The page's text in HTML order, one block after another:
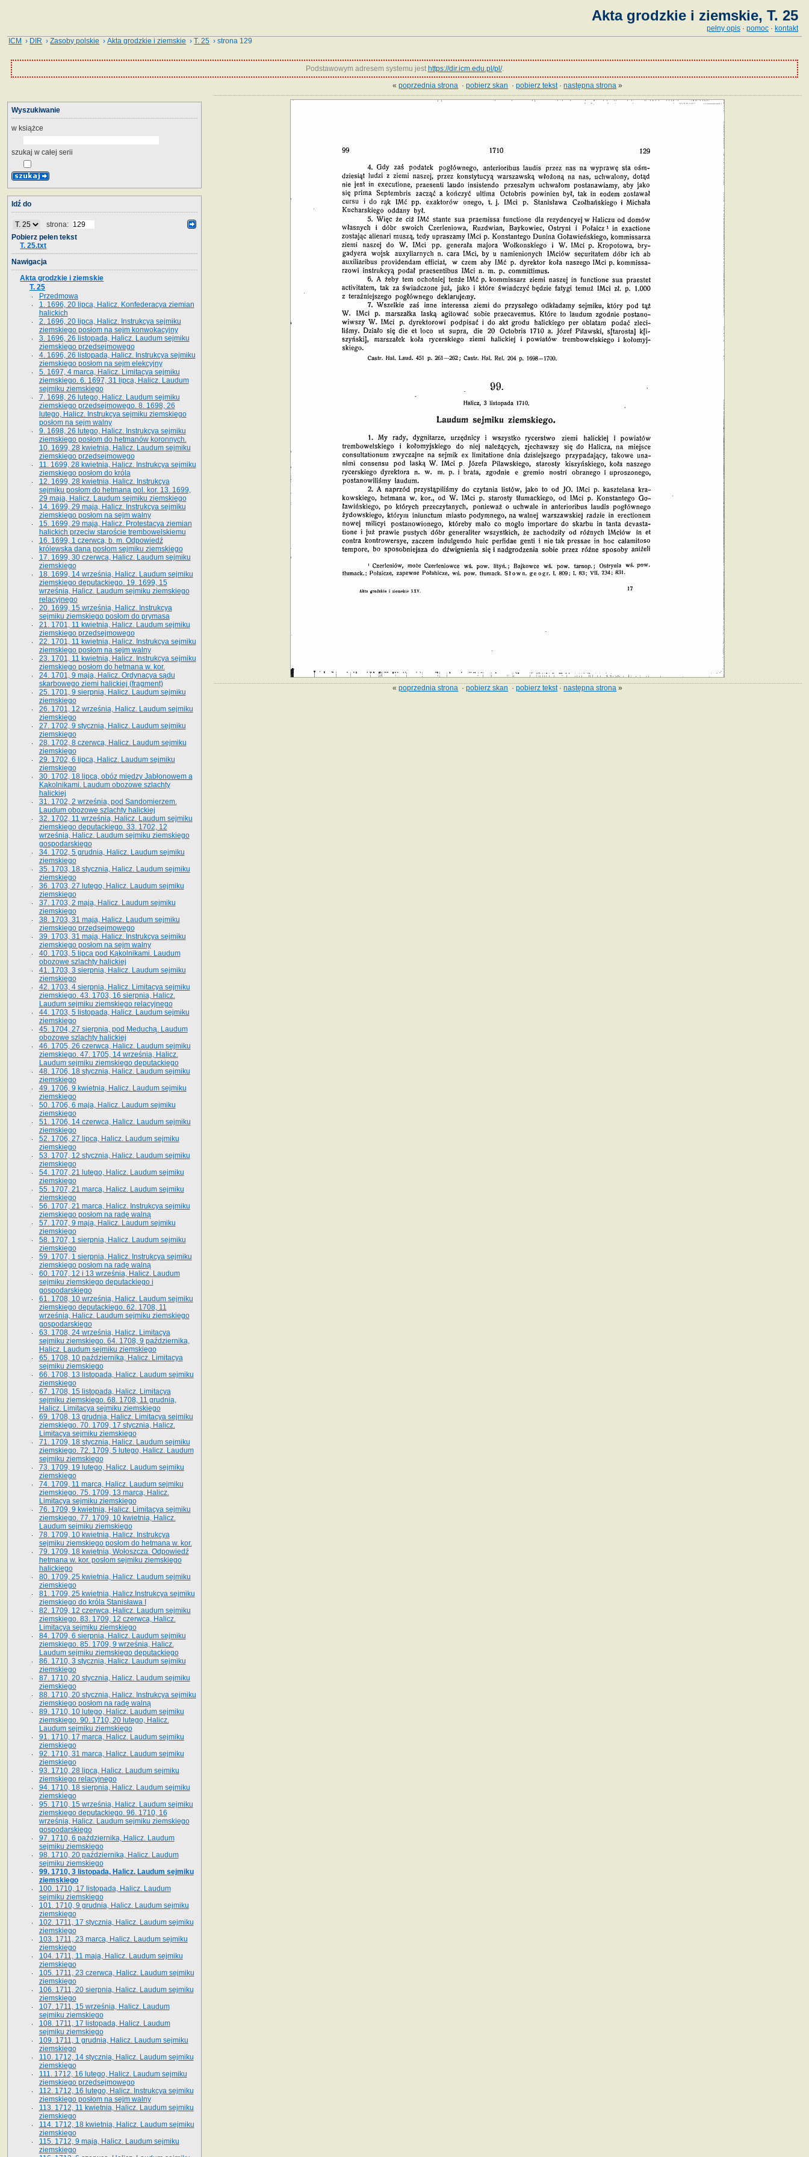
Akta grodzkie i ziemskie, T. 25
pełny opis · pomoc · kontakt
ICM › DIR ›Zasoby polskie ›Akta grodzkie i ziemskie ›T. 25 › strona 129
Podstawowym adresem systemu jest https://dir.icm.edu.pl/pl/.
«poprzednia strona ·pobierz skan ·pobierz tekst·następna strona »
«poprzednia strona ·pobierz skan ·pobierz tekst·następna strona »
Wyszukiwanie
w książce
szukaj w całej serii
Idź do
strona:
Pobierz pełen tekst
T. 25.txt
Nawigacja
Akta grodzkie i ziemskie
T. 25
Przedmowa
1. 1696, 20 lipca, Halicz. Konfederacya ziemian
halickich
2. 1696, 20 lipca, Halicz. Instrukcya sejmiku
ziemskiego posłom na sejm konwokacyjny
3. 1696, 26 listopada, Halicz. Laudum sejmiku
ziemskiego przedsejmowego
4. 1696, 26 listopada, Halicz. Instrukcya sejmiku
ziemskiego posłom na sejm elekcyjny
5. 1697, 4 marca, Halicz. Limitacya sejmiku
ziemskiego. 6. 1697, 31 lipca, Halicz. Laudum
sejmiku ziemskiego
7. 1698, 26 lutego, Halicz. Laudum sejmiku
ziemskiego przedsejmowego. 8. 1698, 26
lutego, Halicz. Instrukcya sejmiku ziemskiego
posłom na sejm walny
9. 1698, 26 lutego, Halicz. Instrukcya sejmiku
ziemskiego posłom do hetmanów koronnych.
10. 1699, 28 kwietnia, Halicz. Laudum sejmiku
ziemskiego przedsejmowego
11. 1699, 28 kwietnia, Halicz. Instrukcya sejmiku
ziemskiego posłom do króla
12. 1699, 28 kwietnia, Halicz. Instrukcya
sejmiku posłom do hetmana pol. kor. 13. 1699,
29 maja, Halicz. Laudum sejmiku ziemskiego
14. 1699, 29 maja, Halicz. Instrukcya sejmiku
ziemskiego posłom na sejm walny
15. 1699, 29 maja, Halicz. Protestacya ziemian
halickich przeciw staroście trembowelskiemu
16. 1699, 1 czerwca, b. m. Odpowiedź
królewska dana posłom sejmiku ziemskiego
17. 1699, 30 czerwca, Halicz. Laudum sejmiku
ziemskiego
18. 1699, 14 września, Halicz. Laudum sejmiku
ziemskiego deputackiego. 19. 1699, 15
września, Halicz. Laudum sejmiku ziemskiego
relacyjnego
20. 1699, 15 września, Halicz. Instrukcya
sejmiku ziemskiego posłom do prymasa
21. 1701, 11 kwietnia, Halicz. Laudum sejmiku
ziemskiego przedsejmowego
22. 1701, 11 kwietnia, Halicz. Instrukcya sejmiku
ziemskiego posłom na sejm walny
23. 1701, 11 kwietnia, Halicz. Instrukcya sejmiku
ziemskiego posłom do hetmana w. kor.
24. 1701, 9 maja, Halicz. Ordynacya sądu
skarbowego ziemi halickiej (fragment)
25. 1701, 9 sierpnia, Halicz. Laudum sejmiku
ziemskiego
26. 1701, 12 września, Halicz. Laudum sejmiku
ziemskiego
27. 1702, 9 stycznia, Halicz. Laudum sejmiku
ziemskiego
28. 1702, 8 czerwca, Halicz. Laudum sejmiku
ziemskiego
29. 1702, 6 lipca, Halicz. Laudum sejmiku
ziemskiego
30. 1702, 18 lipca, obóz między Jabłonowem a
Kąkolnikami. Laudum obozowe szlachty
halickiej
31. 1702, 2 września, pod Sandomierzem.
Laudum obozowe szlachty halickiej
32. 1702, 11 września, Halicz. Laudum sejmiku
ziemskiego deputackiego. 33. 1702, 12
września, Halicz. Laudum sejmiku ziemskiego
gospodarskiego
34. 1702, 5 grudnia, Halicz. Laudum sejmiku
ziemskiego
35. 1703, 18 stycznia, Halicz. Laudum sejmiku
ziemskiego
36. 1703, 27 lutego, Halicz. Laudum sejmiku
ziemskiego
37. 1703, 2 maja, Halicz. Laudum sejmiku
ziemskiego
38. 1703, 31 maja, Halicz. Laudum sejmiku
ziemskiego przedsejmowego
39. 1703, 31 maja, Halicz. Instrukcya sejmiku
ziemskiego posłom na sejm walny
40. 1703, 5 lipca pod Kąkolnikami. Laudum
obozowe szlachty halickiej
41­. 1703, 3 sierpnia, Halicz. Laudum sejmiku
ziemskiego
42. 1703, 4 sierpnia, Halicz. Limitacya sejmiku
ziemskiego. 43. 1703, 16 sierpnia, Halicz.
Laudum sejmiku ziemskiego relacyjnego
44. 1703, 5 listopada, Halicz. Laudum sejmiku
ziemskiego
45. 1704, 27 sierpnia, pod Meduchą. Laudum
obozowe szlachty halickiej
46. 1705, 26 czerwca, Halicz. Laudum sejmiku
ziemskiego. 47. 1705, 14 września, Halicz.
Laudum sejmiku ziemskiego deputackiego
48. 1706, 18 stycznia, Halicz. Laudum sejmiku
ziemskiego
49. 1706, 9 kwietnia, Halicz. Laudum sejmiku
ziemskiego
50. 1706, 6 maja, Halicz. Laudum sejmiku
ziemskiego
51. 1706, 14 czerwca, Halicz. Laudum sejmiku
ziemskiego
52. 1706, 27 lipca, Halicz. Laudum sejmiku
ziemskiego
53. 1707, 12 stycznia, Halicz. Laudum sejmiku
ziemskiego
54. 1707, 21 lutego, Halicz. Laudum sejmiku
ziemskiego
55. 1707, 21 marca, Halicz. Laudum sejmiku
ziemskiego
56. 1707, 21 marca, Halicz. Instrukcya sejmiku
ziemskiego posłom na radę walną
57. 1707, 9 maja, Halicz. Laudum sejmiku
ziemskiego
58. 1707, 1 sierpnia, Halicz. Laudum sejmiku
ziemskiego
59. 1707, 1 sierpnia, Halicz. Instrukcya sejmiku
ziemskiego posłom na radę walną
60. 1707, 12 i 13 września, Halicz. Laudum
sejmiku ziemskiego deputackiego i
gospodarskiego
61. 1708, 10 września, Halicz. Laudum sejmiku
ziemskiego deputackiego. 62. 1708, 11
września, Halicz. Laudum sejmiku ziemskiego
gospodarskiego
63. 1708, 24 września, Halicz. Limitacya
sejmiku ziemskiego. 64. 1708, 9 października,
Halicz. Laudum sejmiku ziemskiego
65­. 1708, 10 października, Halicz. Limitacya
sejmiku ziemskiego
66. 1708, 13 listopada, Halicz. Laudum sejmiku
ziemskiego
67. 1708, 15 listopada, Halicz. Limitacya
sejmiku ziemskiego. 68. 1708, 11 grudnia,
Halicz. Limitacya sejmiku ziemskiego
69. 1708, 13 grudnia, Halicz. Limitacya sejmiku
ziemskiego. 70. 1709, 17 stycznia, Halicz.
Limitacya sejmiku ziemskiego
71. 1709, 18 stycznia, Halicz. Laudum sejmiku
ziemskiego. 72. 1709, 5 lutego, Halicz. Laudum
sejmiku ziemskiego
73. 1709, 19 lutego, Halicz. Laudum sejmiku
ziemskiego
74. 1709, 11 marca, Halicz. Laudum sejmiku
ziemskiego. 75. 1709, 13 marca, Halicz.
Limitacya sejmiku ziemskiego
76. 1709, 9 kwietnia, Halicz. Limitacya sejmiku
ziemskiego. 77. 1709, 10 kwietnia, Halicz.
Laudum sejmiku ziemskiego
78. 1709, 10 kwietnia, Halicz. Instrukcya
sejmiku ziemskiego posłom do hetmana w. kor.
79. 1709, 18 kwietnia, Wołoszcza. Odpowiedź
hetmana w. kor. posłom sejmiku ziemskiego
halickiego
80. 1709, 25 kwietnia, Halicz. Laudum sejmiku
ziemskiego
81. 1709, 25 kwietnia, Halicz.Instrukcya sejmiku
ziemskiego do króla Stanisława I
82. 1709, 12 czerwca, Halicz. Laudum sejmiku
ziemskiego. 83. 1709, 12 czerwca, Halicz.
Limitacya sejmiku ziemskiego
84. 1709, 6 sierpnia, Halicz. Laudum sejmiku
ziemskiego. 85. 1709, 9 września, Halicz.
Laudum sejmiku ziemskiego deputackiego
86. 1710, 3 stycznia, Halicz. Laudum sejmiku
ziemskiego
87. 1710, 20 stycznia, Halicz. Laudum sejmiku
ziemskiego
88. 1710, 20 stycznia, Halicz. Instrukcya sejmiku
ziemskiego posłom na radę walną
89. 1710, 10 lutego, Halicz. Laudum sejmiku
ziemskiego. 90. 1710, 20 lutego, Halicz.
Laudum sejmiku ziemskiego
91. 1710, 17 marca, Halicz. Laudum sejmiku
ziemskiego
92. 1710, 31 marca, Halicz. Laudum sejmiku
ziemskiego
93. 1710, 28 lipca, Halicz. Laudum sejmiku
ziemskiego relacyjnego
94. 1710, 18 sierpnia, Halicz. Laudum sejmiku
ziemskiego
95. 1710, 15 września, Halicz. Laudum sejmiku
ziemskiego deputackiego. 96. 1710, 16
września, Halicz. Laudum sejmiku ziemskiego
gospodarskiego
97. 1710, 6 października, Halicz. Laudum
sejmiku ziemskiego
98. 1710, 20 października, Halicz. Laudum
sejmiku ziemskiego
99. 1710, 3 listopada, Halicz. Laudum sejmiku
ziemskiego
100. 1710, 17 listopada, Halicz. Laudum
sejmiku ziemskiego
101. 1710, 9 grudnia, Halicz. Laudum sejmiku
ziemskiego
102. 1711, 17 stycznia, Halicz. Laudum sejmiku
ziemskiego
103. 1711, 23 marca, Halicz. Laudum sejmiku
ziemskiego
104. 1711, 11 maja, Halicz. Laudum sejmiku
ziemskiego
105. 1711, 23 czerwca, Halicz. Laudum sejmiku
ziemskiego
106. 1711, 20 sierpnia, Halicz. Laudum sejmiku
ziemskiego
107. 1711, 15 września, Halicz. Laudum
sejmiku ziemskiego
108. 1711, 17 listopada, Halicz. Laudum
sejmiku ziemskiego
109. 1711, 1 grudnia, Halicz. Laudum sejmiku
ziemskiego
110. 1712, 14 stycznia, Halicz. Laudum sejmiku
ziemskiego
111. 1712, 16 lutego, Halicz. Laudum sejmiku
ziemskiego przedsejmowego
112. 1712, 16 lutego, Halicz. Instrukcya sejmiku
ziemskiego posłom na sejm walny
113. 1712, 11 kwietnia, Halicz. Laudum sejmiku
ziemskiego
114. 1712, 18 kwietnia, Halicz. Laudum sejmiku
ziemskiego
115. 1712, 9 maja, Halicz. Laudum sejmiku
ziemskiego